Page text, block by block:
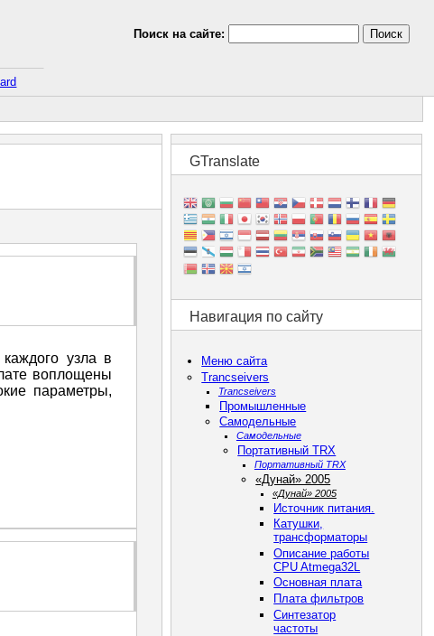
Поиск на сайте:
узла в
воплощены
параметры,
GTranslate
Навигация по сайту
Меню сайта
Trancseivers
Trancseivers
Промышленные
Самодельные
Самодельные
Портативный TRX
Портативный TRX
«Дунай» 2005
«Дунай» 2005
Источник питания.
Катушки,
трансформаторы
Описание работы
CPU Atmega32L
Основная плата
Плата фильтров
Синтезатор
частоты